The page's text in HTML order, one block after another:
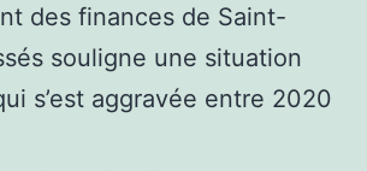
des finances de Saint-
souligne une situation
s’est aggravée entre 2020